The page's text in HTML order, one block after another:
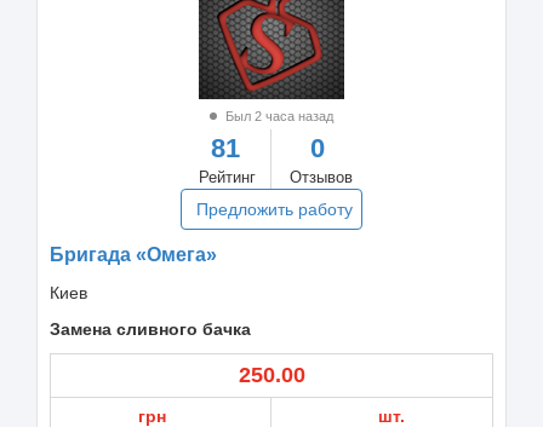
Был 2 часа назад
81
Рейтинг
0
Отзывов
Предложить работу
Бригада «Омега»
Киев
Замена сливного бачка
250.00
грн шт.